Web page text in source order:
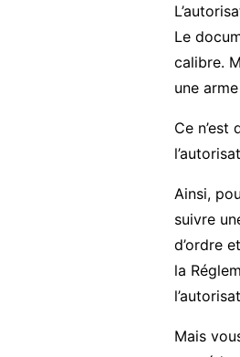
Le
calibre.
une
Ce n’est
Ainsi,
suivre
d’ordre
la
Mais